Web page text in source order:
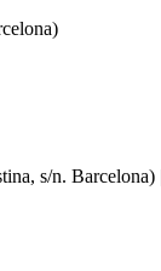
s/n. Barcelona)